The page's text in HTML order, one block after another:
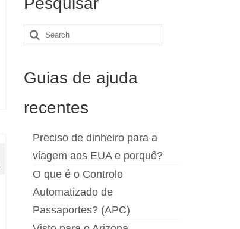
Search
Guias de ajuda
recentes
Preciso de dinheiro para a
viagem aos EUA e porquê?
O que é o Controlo
Automatizado de
Passaportes? (APC)